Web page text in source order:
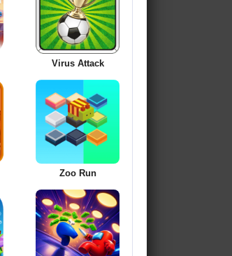
Virus Attack
Zoo Run